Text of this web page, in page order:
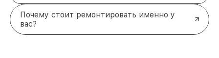
Почему стоит ремонтировать именно у
вас?